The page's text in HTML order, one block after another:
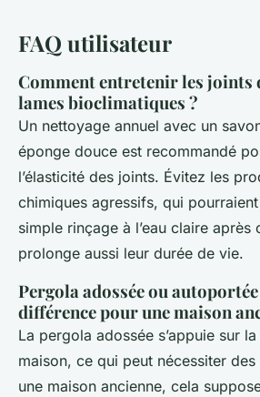
FAQ utilisateur
Comment entretenir les joints
lames bioclimatiques ?
Un nettoyage annuel avec un
éponge douce est recommandé
l’élasticité des joints. Évitez les
chimiques agressifs, qui
simple rinçage à l’eau claire après
prolonge aussi leur durée de vie.
Pergola adossée ou
différence pour une maison
La pergola adossée s’appuie sur
maison, ce qui peut nécessiter
une maison ancienne, cela